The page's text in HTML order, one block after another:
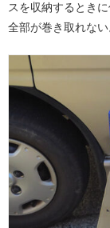
スを収納するとき
全部が巻き取れない